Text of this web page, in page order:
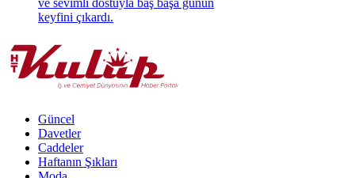
ve sevimli dostuyla baş başa günün
keyfini çıkardı.
Güncel
Davetler
Caddeler
Haftanın Şıkları